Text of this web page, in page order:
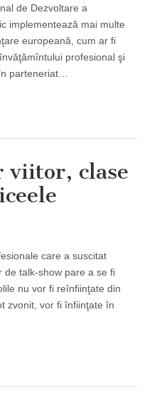
de Dezvoltare a
implementează mai multe
europeană, cum ar fi
profesional şi
parteneriat…
viitor, clase
care a suscitat
de talk-show pare a se fi
nu vor fi reînfiinţate din
zvonit, vor fi înfiinţate în